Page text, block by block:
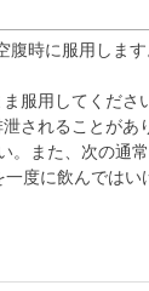
時に服用しま
服用してくださ
されることがあ
。また、次の通
度に飲んではい